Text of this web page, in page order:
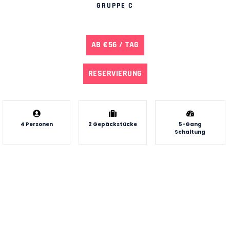
GRUPPE C
AB €56 / TAG
RESERVIERUNG
4 Personen 2 Gepäckstücke
5-Gang
Schaltung